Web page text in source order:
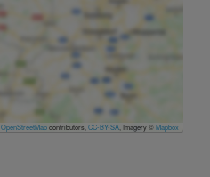
OpenStreetMapcontributors,CC-BY-SA, Imagery ©Mapbox